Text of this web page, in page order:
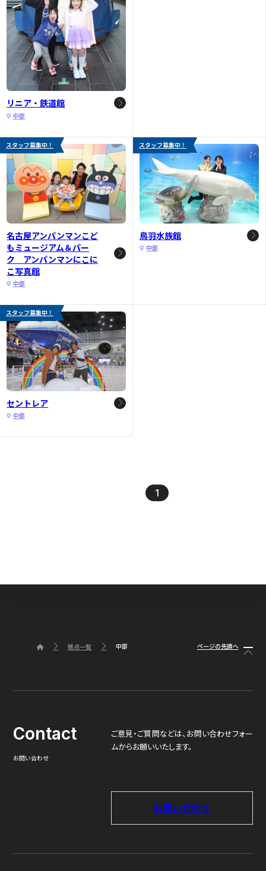
リニア・鉄道館
中部
スタッフ募集中！
名古屋アンパンマンこど
もミュージアム＆パー
ク アンパンマンにこに
こ写真館
中部
スタッフ募集中！
鳥羽水族館
中部
スタッフ募集中！
セントレア
中部
1
拠点一覧 中部 ページの先頭へ
Contact
お問い合わせ
ご意見・ご質問などは、 お問い合わせフォー
ムからお願いいたします。
お問い合わせ